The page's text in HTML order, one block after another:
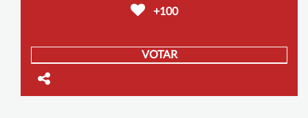
+100
VOTAR